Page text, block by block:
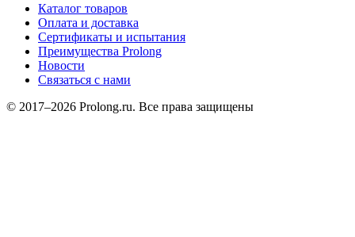
Каталог товаров
Оплата и доставка
Сертификаты и испытания
Преимущества Prolong
Новости
Связаться с нами
© 2017–2026 Prolong.ru. Все права защищены